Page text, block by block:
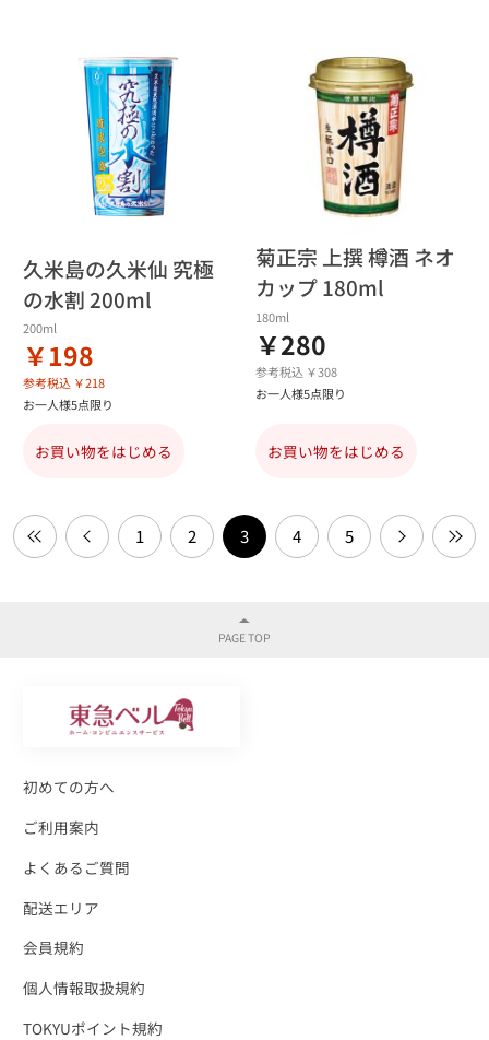
久米島の久米仙 究極
の水割 200ml
200ml
￥198
参考税込 ￥218
お一人様5点限り
お買い物をはじめる
菊正宗 上撰 樽酒 ネオ
カップ 180ml
180ml
￥280
参考税込 ￥308
お一人様5点限り
お買い物をはじめる
1 2 3 4 5
初めての方へ
ご利用案内
よくあるご質問
配送エリア
会員規約
個人情報取扱規約
TOKYUポイント規約